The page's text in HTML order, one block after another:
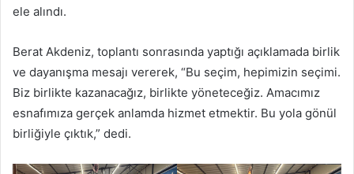
ele alındı.
Berat Akdeniz, toplantı sonrasında yaptığı açıklamada birlik
ve dayanışma mesajı vererek, “Bu seçim, hepimizin seçimi.
Biz birlikte kazanacağız, birlikte yöneteceğiz. Amacımız
esnafımıza gerçek anlamda hizmet etmektir. Bu yola gönül
birliğiyle çıktık,” dedi.